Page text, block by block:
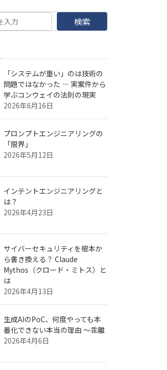
検索
「システムが重い」のは技術の
問題ではなかった — 実案件から
学ぶコンウェイの法則の現実
2026年6月16日
プロンプトエンジニアリングの
「限界」
2026年5月12日
インテントエンジニアリングと
は？
2026年4月23日
サイバーセキュリティを根本か
ら書き換える？ Claude
Mythos（クロード・ミトス）と
は
2026年4月13日
生成AIのPoC、何度やっても本
番化できない本当の理由 ～乖離
2026年4月6日